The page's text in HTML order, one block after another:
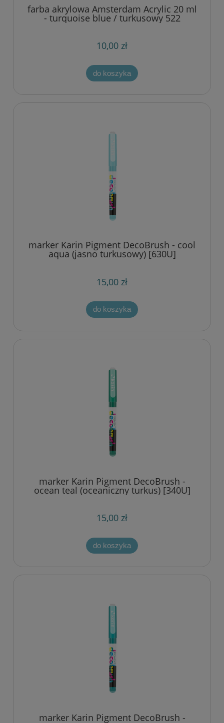
farba akrylowa Amsterdam Acrylic 20 ml
- turquoise blue / turkusowy 522
10,00 zł
do koszyka
marker Karin Pigment DecoBrush - cool
aqua (jasno turkusowy) [630U]
15,00 zł
do koszyka
marker Karin Pigment DecoBrush -
ocean teal (oceaniczny turkus) [340U]
15,00 zł
do koszyka
marker Karin Pigment DecoBrush -